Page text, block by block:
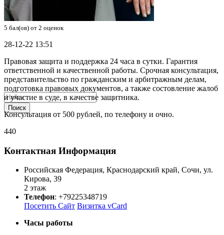
Поиск
5 бал(ов) от 2 оценок
28-12-22 13:51
Правовая защита и поддержка 24 часа в сутки. Гарантия
ответственной и качественной работы. Срочная консультация,
представительство по гражданским и арбитражным делам,
подготовка правовых документов, а также состовление жалоб
и участие в суде, в качестве защитника.
Консультация от 500 рублей, по телефону и очно.
440
Контактная Информация
Российская Федерация, Краснодарский край, Сочи, ул.
Кирова, 39
2 этаж
Телефон: +79225348719
Посетить Сайт Визитка vCard
Часы работы